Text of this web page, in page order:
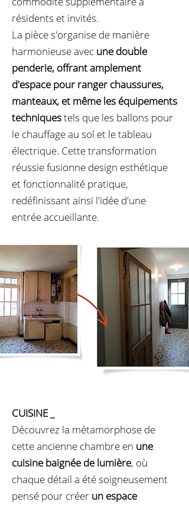
résidents et invités.
La pièce s'organise de manière
harmonieuse avec une double
penderie, offrant amplement
d'espace pour ranger chaussures,
manteaux, et même les équipements
techniquestels que les ballons pour
le chauffage au sol et le tableau
électrique. Cette transformation
réussie fusionne design esthétique
et fonctionnalité pratique,
redéfinissant ainsi l'idée d'une
entrée accueillante.
CUISINE
Découvrez la métamorphose de
cette ancienne chambre en une
cuisine baignée de lumière, où
chaque détail a été soigneusement
pensé pour créer un espace